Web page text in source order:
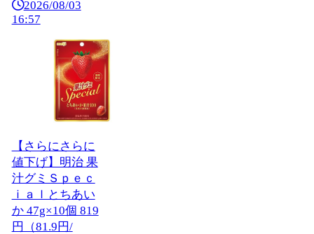
2026/08/03
16:57
【さらにさらに
値下げ】明治 果
汁グミＳｐｅｃ
ｉａｌとちあい
か 47g×10個 819
円（81.9円/